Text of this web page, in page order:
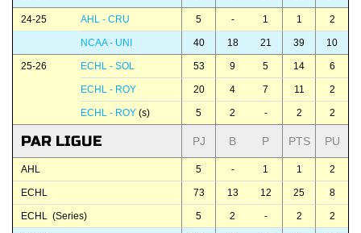
24-25 AHL - CRU 5 - 1 1 2
NCAA - UNI 40 18 21 39 10
25-26 ECHL - SOL 53 9 5 14 6
ECHL - ROY 20 4 7 11 2
ECHL - ROY (s) 5 2 - 2 2
PAR LIGUE PJ B P PTS PU
AHL 5 - 1 1 2
ECHL 73 13 12 25 8
ECHL (Series) 5 2 - 2 2